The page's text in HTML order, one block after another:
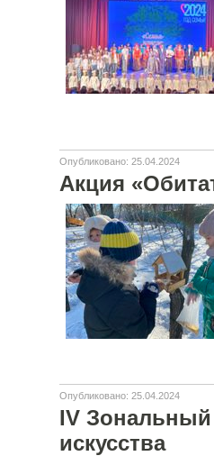
Опубликовано: 25.04.2024
Акция
Опубликовано: 25.04.2024
IV Зональный
искусства